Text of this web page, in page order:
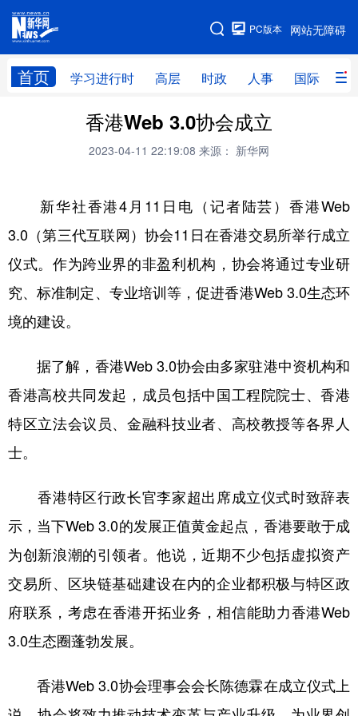
网站无障碍
PC版本
首页 学习进行时 高层 时政 人事 国际 财
网站地图
高层 时政
财经 网评
文化 书画 健康 军事
访谈 视频 图片 政务
法律
学术中国 乡村振兴 银龄 溯源中国
城市 旅游 能源 会展
公益 一带一路 亚太网 上市公司
文化产业
地方频道
北京 天津 河北 山西
辽宁 吉林
浙江 安徽 福建 江西
香港Web 3.0协会成立
2023-04-11 22:19:08 来源： 新华网
新华社香港4月11日电（记者陆芸）香港Web
3.0（第三代互联网）协会11日在香港交易所举行成立
仪式。作为跨业界的非盈利机构，协会将通过专业研
究、标准制定、专业培训等，促进香港Web 3.0生态环
境的建设。
据了解，香港Web 3.0协会由多家驻港中资机构和
香港高校共同发起，成员包括中国工程院院士、香港
特区立法会议员、金融科技业者、高校教授等各界人
士。
香港特区行政长官李家超出席成立仪式时致辞表
示，当下Web 3.0的发展正值黄金起点，香港要敢于成
为创新浪潮的引领者。他说，近期不少包括虚拟资产
交易所、区块链基础建设在内的企业都积极与特区政
府联系，考虑在香港开拓业务，相信能助力香港Web
3.0生态圈蓬勃发展。
香港Web 3.0协会理事会会长陈德霖在成立仪式上